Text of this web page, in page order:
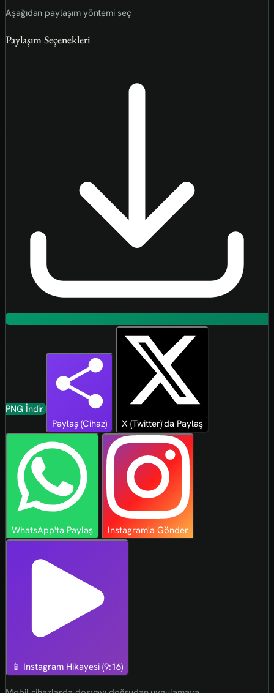
Aşağıdan paylaşım yöntemi seç
Paylaşım Seçenekleri
PNG İndir
Paylaş (Cihaz)
X (Twitter)'da Paylaş
WhatsApp'ta Paylaş Instagram'a Gönder
📱 Instagram Hikayesi (9:16)